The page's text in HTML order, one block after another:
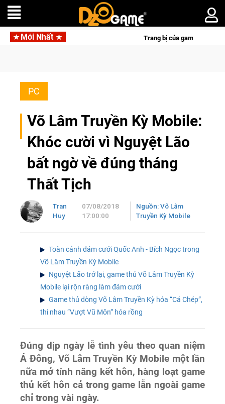
Mới Nhất Trang bị của game thủ Crossfire sẽ lộng lẫy ánh
PC
Võ Lâm Truyền Kỳ Mobile:
Khóc cười vì Nguyệt Lão
bất ngờ về đúng tháng
Thất Tịch
Tran
Huy
07/08/2018
17:00:00
Nguồn: Võ Lâm
Truyền Kỳ Mobile
Toàn cảnh đám cưới Quốc Anh - Bích Ngọc trong
Võ Lâm Truyền Kỳ Mobile
Nguyệt Lão trở lại, game thủ Võ Lâm Truyền Kỳ
Mobile lại rộn ràng làm đám cưới
Game thủ dòng Võ Lâm Truyền Kỳ hóa “Cá Chép”,
thi nhau “Vượt Vũ Môn” hóa rồng
Đúng dịp ngày lễ tình yêu theo quan niệm
Á Đông, Võ Lâm Truyền Kỳ Mobile một lần
nữa mở tính năng kết hôn, hàng loạt game
thủ kết hôn cả trong game lẫn ngoài game
chỉ trong vài ngày.